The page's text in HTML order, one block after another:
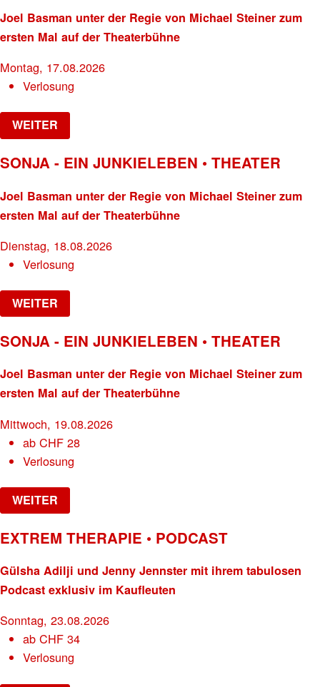
Joel Basman unter der Regie von Michael Steiner zum
ersten Mal auf der Theaterbühne
Montag, 17.08.2026
Verlosung
WEITER
SONJA - EIN JUNKIELEBEN • THEATER
Joel Basman unter der Regie von Michael Steiner zum
ersten Mal auf der Theaterbühne
Dienstag, 18.08.2026
Verlosung
WEITER
SONJA - EIN JUNKIELEBEN • THEATER
Joel Basman unter der Regie von Michael Steiner zum
ersten Mal auf der Theaterbühne
Mittwoch, 19.08.2026
abCHF 28
Verlosung
WEITER
EXTREM THERAPIE • PODCAST
Gülsha Adilji und Jenny Jennster mit ihrem tabulosen
Podcast exklusiv im Kaufleuten
Sonntag, 23.08.2026
abCHF 34
Verlosung